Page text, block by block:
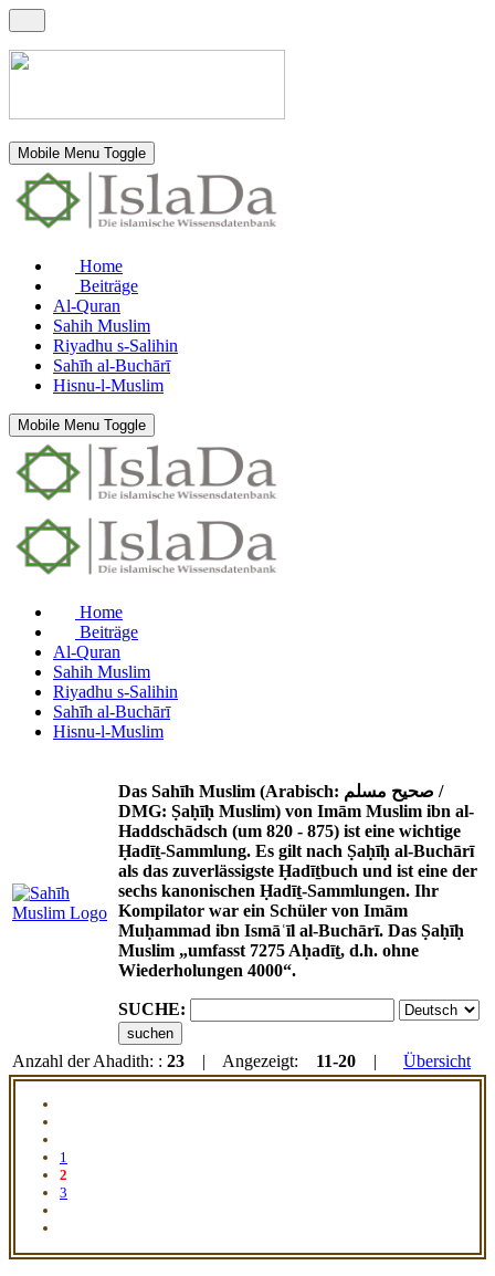
Mobile Menu Toggle
Home
Beiträge
Al-Quran
Sahih Muslim
Riyadhu s-Salihin
Sahīh al-Buchārī
Hisnu-l-Muslim
Mobile Menu Toggle
Home
Beiträge
Al-Quran
Sahih Muslim
Riyadhu s-Salihin
Sahīh al-Buchārī
Hisnu-l-Muslim
Das Sahīh Muslim (Arabisch: صحيح مسلم /
DMG: Ṣaḥīḥ Muslim) von Imām Muslim ibn al-
Haddschādsch (um 820 - 875) ist eine wichtige
Ḥadīṯ-Sammlung. Es gilt nach Ṣaḥīḥ al-Buchārī
als das zuverlässigste Ḥadīṯbuch und ist eine der
sechs kanonischen Ḥadīṯ-Sammlungen. Ihr
Kompilator war ein Schüler von Imām
Muḥammad ibn Ismāʿīl al-Buchārī. Das Ṣaḥīḥ
Muslim „umfasst 7275 Aḥadīṯ, d.h. ohne
Wiederholungen 4000“.
SUCHE:
Anzahl der Ahadith: : 23 | Angezeigt: 11-20 | Übersicht
1
2
3